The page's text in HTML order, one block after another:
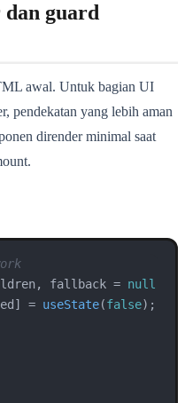
guard
awal. Untuk bagian UI
pendekatan yang lebih aman
dirender minimal saat
fallback = null
= useState(false);